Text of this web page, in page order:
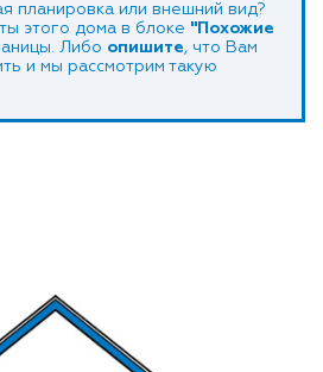
планировка или внешний вид?
этого дома в блоке "Похожие
Либо опишите, что Вам
и мы рассмотрим такую